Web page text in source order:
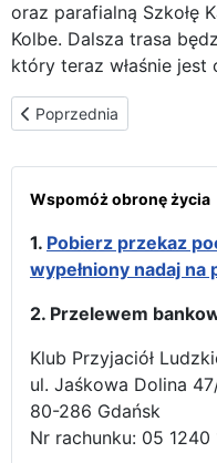
oraz parafialną Szkołę
Kolbe. Dalsza trasa
który teraz właśnie jest
Poprzednia strona:
Poprzednia
Wspomóż obronę życia
1. Pobierz przekaz
wypełniony nadaj na
2. Przelewem
Klub Przyjaciół
ul. Jaśkowa Dolina
80-286 Gdańsk
Nr rachunku: 05 1240